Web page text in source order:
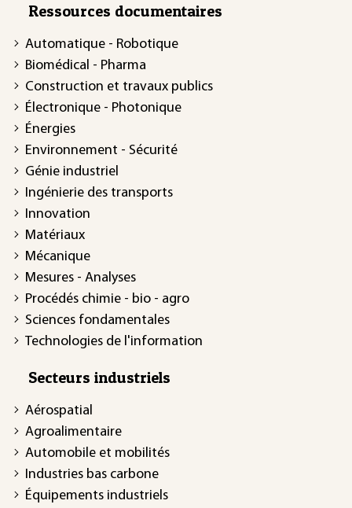
Ressources documentaires
Automatique - Robotique
Biomédical - Pharma
Construction et travaux publics
Électronique - Photonique
Énergies
Environnement - Sécurité
Génie industriel
Ingénierie des transports
Innovation
Matériaux
Mécanique
Mesures - Analyses
Procédés chimie - bio - agro
Sciences fondamentales
Technologies de l'information
Secteurs industriels
Aérospatial
Agroalimentaire
Automobile et mobilités
Industries bas carbone
Équipements industriels